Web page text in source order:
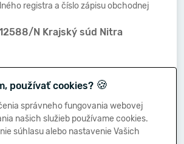
registra a číslo zápisu obchodnej
N Krajský súd Nitra
používať cookies? 🍪
správneho fungovania webovej
našich služieb používame cookies.
súhlasu alebo nastavenie Vašich